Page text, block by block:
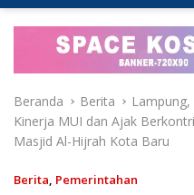
Beranda Berita
Kinerja MUI dan Ajak
Masjid Al-Hijrah Kota Baru
Berita, Pemerintahan